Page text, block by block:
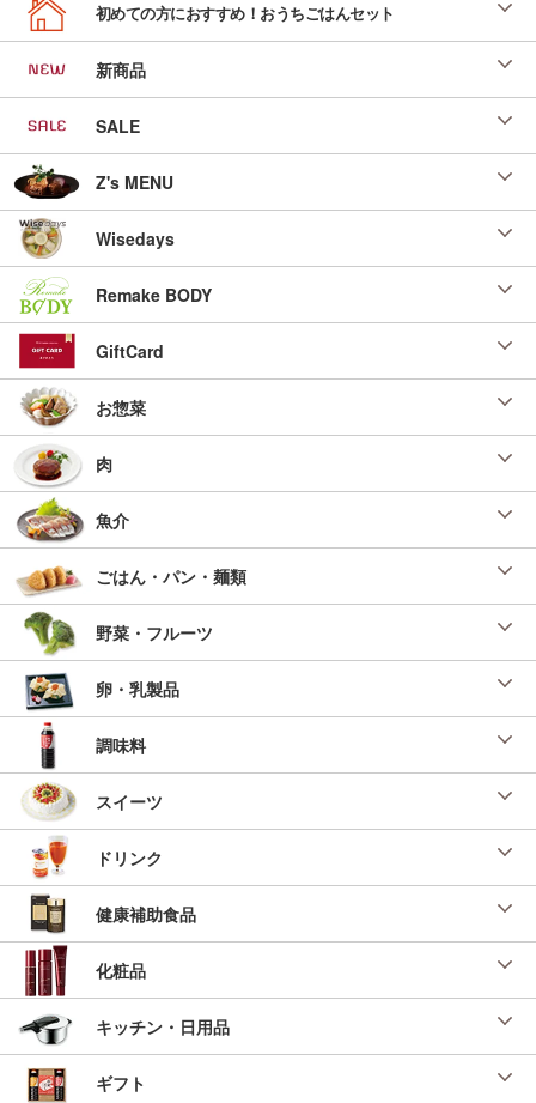
初めての方におすすめ！おうちごはんセット
新商品
SALE
Z's MENU
Wisedays
Remake BODY
GiftCard
お惣菜
肉
魚介
ごはん・パン・麺類
野菜・フルーツ
卵・乳製品
調味料
スイーツ
ドリンク
健康補助食品
化粧品
キッチン・日用品
ギフト